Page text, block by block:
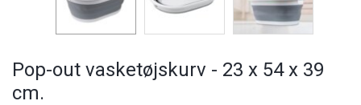
Pop-out vasketøjskurv - 23 x 54 x 39
cm.